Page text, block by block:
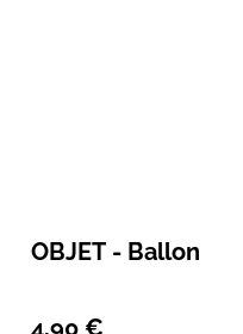
OBJET - Ballon
4,90 €